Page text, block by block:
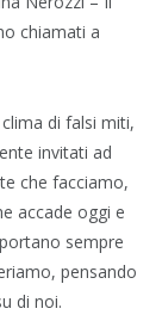
chiamati a
di falsi miti,
invitati ad
che facciamo,
accade oggi e
sempre
pensando
di noi.